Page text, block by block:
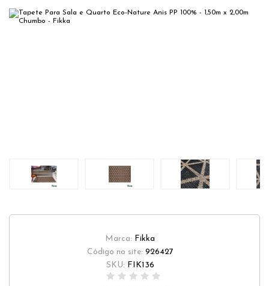
Marca: Fikka
Código no site: 926427
SKU: FIK136